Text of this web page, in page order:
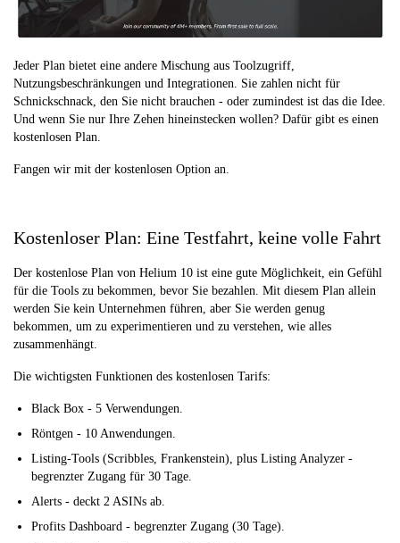
Jeder Plan bietet eine andere Mischung aus Toolzugriff,
Nutzungsbeschränkungen und Integrationen. Sie zahlen nicht für
Schnickschnack, den Sie nicht brauchen - oder zumindest ist das die Idee.
Und wenn Sie nur Ihre Zehen hineinstecken wollen? Dafür gibt es einen
kostenlosen Plan.
Fangen wir mit der kostenlosen Option an.
Kostenloser Plan: Eine Testfahrt, keine volle Fahrt
Der kostenlose Plan von Helium 10 ist eine gute Möglichkeit, ein Gefühl
für die Tools zu bekommen, bevor Sie bezahlen. Mit diesem Plan allein
werden Sie kein Unternehmen führen, aber Sie werden genug
bekommen, um zu experimentieren und zu verstehen, wie alles
zusammenhängt.
Die wichtigsten Funktionen des kostenlosen Tarifs:
Black Box - 5 Verwendungen.
Röntgen - 10 Anwendungen.
Listing-Tools (Scribbles, Frankenstein), plus Listing Analyzer -
begrenzter Zugang für 30 Tage.
Alerts - deckt 2 ASINs ab.
Profits Dashboard - begrenzter Zugang (30 Tage).